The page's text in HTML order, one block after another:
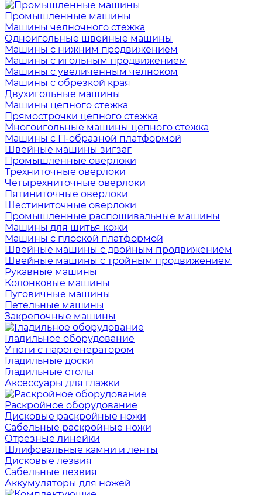
Промышленные машины
Машины челночного стежка
Одноигольные швейные машины
Машины с нижним продвижением
Машины с игольным продвижением
Машины с увеличенным челноком
Машины с обрезкой края
Двухигольные машины
Машины цепного стежка
Прямострочки цепного стежка
Многоигольные машины цепного стежка
Машины с П-образной платформой
Швейные машины зигзаг
Промышленные оверлоки
Трехниточные оверлоки
Четырехниточные оверлоки
Пятиниточные оверлоки
Шестиниточные оверлоки
Промышленные распошивальные машины
Машины для шитья кожи
Машины с плоской платформой
Швейные машины с двойным продвижением
Швейные машины с тройным продвижением
Рукавные машины
Колонковые машины
Пуговичные машины
Петельные машины
Закрепочные машины
Гладильное оборудование
Утюги с парогенератором
Гладильные доски
Гладильные столы
Аксессуары для глажки
Раскройное оборудование
Дисковые раскройные ножи
Сабельные раскройные ножи
Отрезные линейки
Шлифовальные камни и ленты
Дисковые лезвия
Сабельные лезвия
Аккумуляторы для ножей